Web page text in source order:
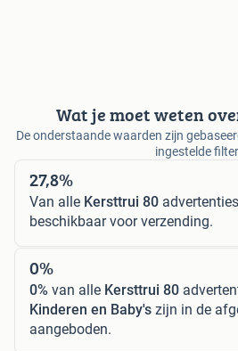
Wat je moet weten
De onderstaande waarden zijn
ingestelde
27,8%
Van alle Kersttrui 80
beschikbaar voor verzending.
0%
0% van alle Kersttrui 80
Kinderen en Baby's zijn in de
aangeboden.